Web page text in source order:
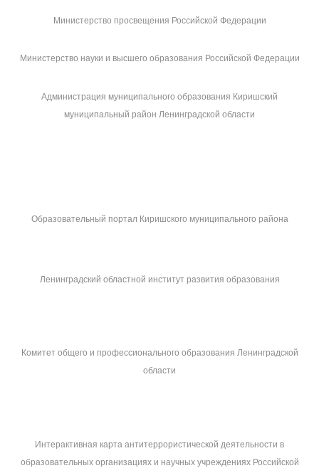
Министерство просвещения Российской Федерации
Министерство науки и высшего образования Российской Федерации
Администрация муниципального образования Киришский
муниципальный район Ленинградской области
Образовательный портал Киришского муниципального района
Ленинградский областной институт развития образования
Комитет общего и профессионального образования Ленинградской
области
Интерактивная карта антитеррористической деятельности в
образовательных организациях и научных учреждениях Российской